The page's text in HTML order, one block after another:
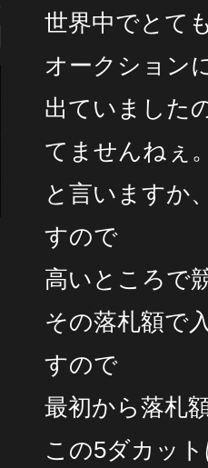
世界中でとて
オークション
出ていました
てませんねぇ
と言いますか
すので
高いところで
その落札額で
すので
最初から落札
この5ダカッ